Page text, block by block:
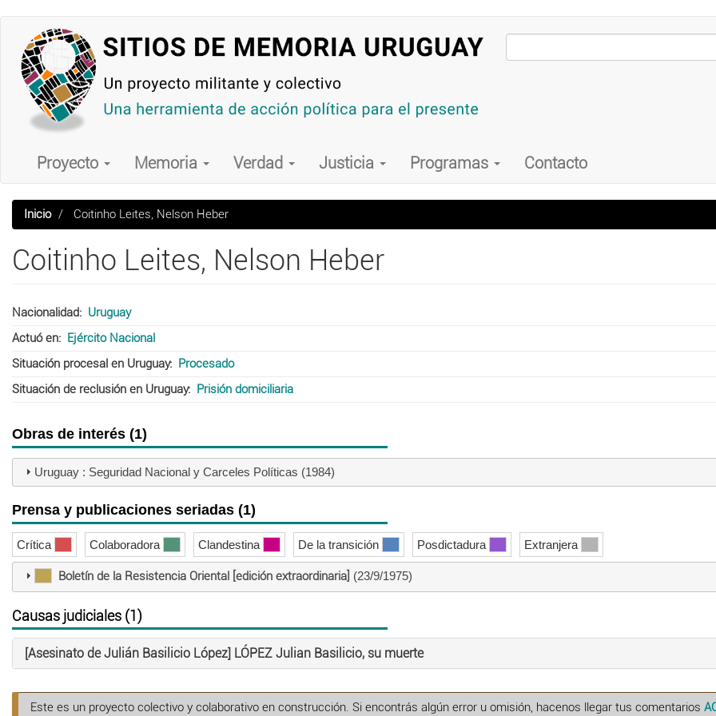
contenido
principal
Main
navigation
Proyecto Memoria Verdad Justicia Programas Contacto
Inicio Coitinho Leites, Nelson Heber
Coitinho Leites, Nelson Heber
Nacionalidad
Uruguay
Actuó en
Ejército Nacional
Situación procesal en Uruguay
Procesado
Situación de reclusión en Uruguay
Prisión domiciliaria
Obras de interés (1)
Uruguay : Seguridad Nacional y Carceles Políticas (1984)
Prensa y publicaciones seriadas (1)
Crítica Colaboradora Clandestina De la transición Posdictadura Extranjera
Boletín de la Resistencia Oriental [edición extraordinaria] (23/9/1975)
Causas judiciales (1)
[Asesinato de Julián Basilicio López] LÓPEZ Julian Basilicio, su muerte
Este es un proyecto colectivo y colaborativo en construcción. Si encontrás algún error u omisión, hacenos llegar tus comentarios